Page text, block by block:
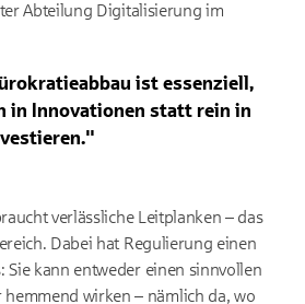
Abteilung Digitalisierung im
ist essenziell,
in Innovationen statt rein in
verlässliche Leitplanken – das
Dabei hat Regulierung einen
Sie kann entweder einen sinnvollen
hemmend wirken – nämlich da, wo